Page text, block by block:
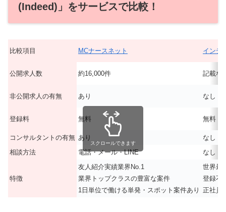
(Indeed)」をサービスで比較！
比較項目 MCナースネット インデ
公開求人数 約16,000件 記載な
非公開求人の有無 あり なし
登録料 無料 無料
コンサルタントの有無 あり
なし
相談方法
電話・メール・LINE なし
特徴
友人紹介実績業界No.1
業界トップクラスの豊富な案件
1日単位で働ける単発・スポット案件あり
世界最
登録不
正社員
スクロールできます